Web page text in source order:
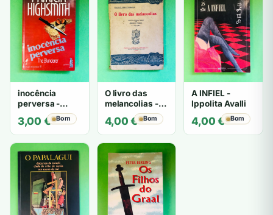
inocência
perversa -
PATRICIA
HIGHSMITH
3,00 € Bom
O livro das
melancolias -
Mantegazza
4,00€ Bom
A INFIEL -
Ippolita Avalli
4,00€ Bom